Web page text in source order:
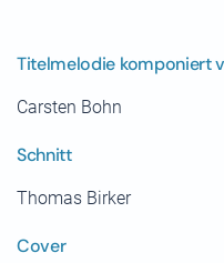
Titelmelodie komponiert
Carsten Bohn
Schnitt
Thomas Birker
Cover